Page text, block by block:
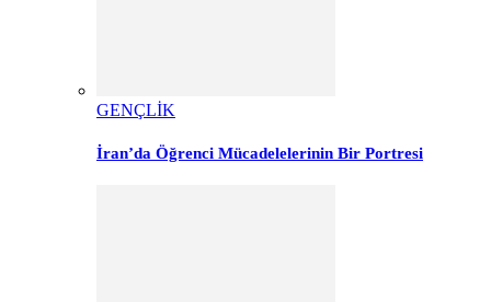
GENÇLİK
İran’da Öğrenci Mücadelelerinin Bir Portresi